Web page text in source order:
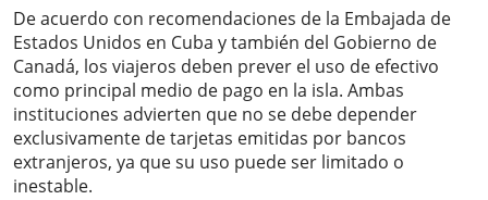
De acuerdo con recomendaciones de la Embajada de
Estados Unidos en Cuba y también del Gobierno de
Canadá, los viajeros deben prever el uso de efectivo
como principal medio de pago en la isla. Ambas
instituciones advierten que no se debe depender
exclusivamente de tarjetas emitidas por bancos
extranjeros, ya que su uso puede ser limitado o
inestable.